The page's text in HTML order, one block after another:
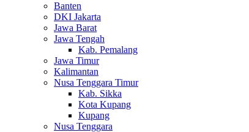
Banten
DKI Jakarta
Jawa Barat
Jawa Tengah
Kab. Pemalang
Jawa Timur
Kalimantan
Nusa Tenggara Timur
Kab. Sikka
Kota Kupang
Kupang
Nusa Tenggara